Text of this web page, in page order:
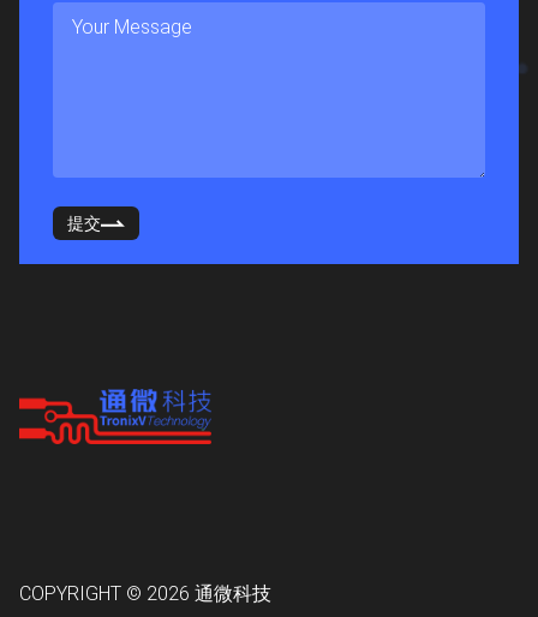
提交
COPYRIGHT © 2026 通微科技